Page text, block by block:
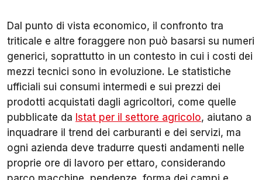
Dal punto di vista economico, il confronto tra
triticale e altre foraggere non può basarsi su numeri
generici, soprattutto in un contesto in cui i costi dei
mezzi tecnici sono in evoluzione. Le statistiche
ufficiali sui consumi intermedi e sui prezzi dei
prodotti acquistati dagli agricoltori, come quelle
pubblicate da Istat per il settore agricolo, aiutano a
inquadrare il trend dei carburanti e dei servizi, ma
ogni azienda deve tradurre questi andamenti nelle
proprie ore di lavoro per ettaro, considerando